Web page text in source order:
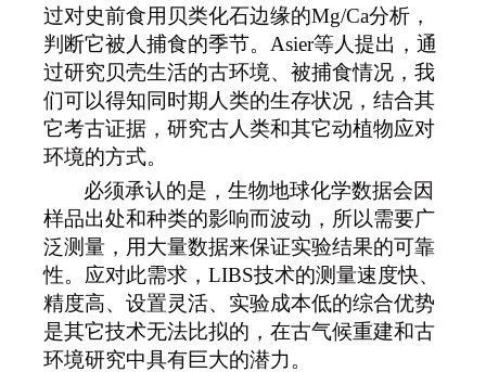
过对史前食用贝类化石边缘的Mg/Ca分析，
判断它被人捕食的季节。Asier等人提出，通
过研究贝壳生活的古环境、被捕食情况，我
们可以得知同时期人类的生存状况，结合其
它考古证据，研究古人类和其它动植物应对
环境的方式。
必须承认的是，生物地球化学数据会因
样品出处和种类的影响而波动，所以需要广
泛测量，用大量数据来保证实验结果的可靠
性。应对此需求，LIBS技术的测量速度快、
精度高、设置灵活、实验成本低的综合优势
是其它技术无法比拟的，在古气候重建和古
环境研究中具有巨大的潜力。